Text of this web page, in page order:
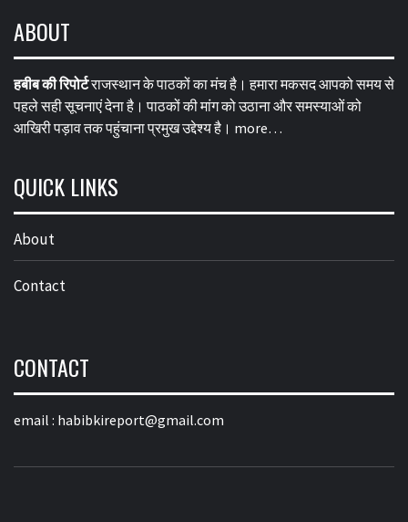
ABOUT
हबीब की रिपोर्टराजस्थान के पाठकों का मंच है। हमारा मकसद आपको समय से
पहले सही सूचनाएं देना है। पाठकों की मांग को उठाना और समस्याओं को
आखिरी पड़ाव तक पहुंचाना प्रमुख उद्देश्य है। more…
QUICK LINKS
About
Contact
CONTACT
email : habibkireport@gmail.com